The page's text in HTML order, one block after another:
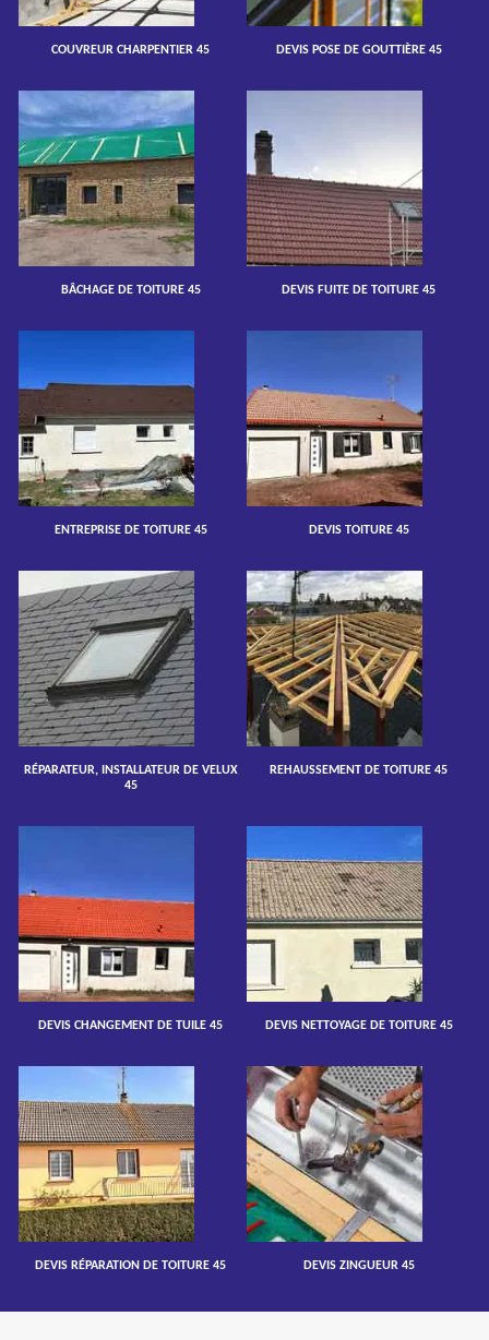
COUVREUR CHARPENTIER 45 DEVIS POSE DE GOUTTIÈRE 45
BÂCHAGE DE TOITURE 45 DEVIS FUITE DE TOITURE 45
ENTREPRISE DE TOITURE 45 DEVIS TOITURE 45
RÉPARATEUR, INSTALLATEUR DE VELUX
45
REHAUSSEMENT DE TOITURE 45
DEVIS CHANGEMENT DE TUILE 45 DEVIS NETTOYAGE DE TOITURE 45
DEVIS RÉPARATION DE TOITURE 45 DEVIS ZINGUEUR 45